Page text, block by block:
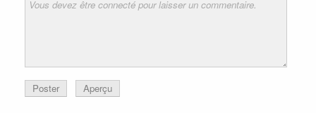
Poster Aperçu